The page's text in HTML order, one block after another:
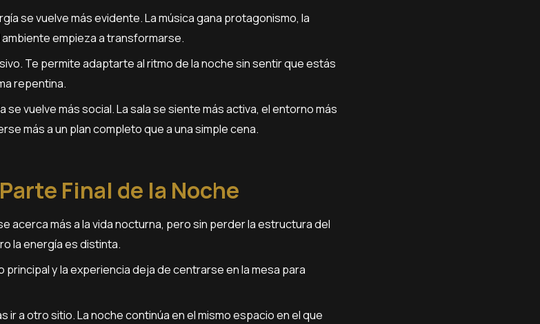
se vuelve más evidente. La música gana protagonismo, la
empieza a transformarse.
Te permite adaptarte al ritmo de la noche sin sentir que estás
repentina.
vuelve más social. La sala se siente más activa, el entorno más
más a un plan completo que a una simple cena.
Final de la Noche
acerca más a la vida nocturna, pero sin perder la estructura del
la energía es distinta.
y la experiencia deja de centrarse en la mesa para
ir a otro sitio. La noche continúa en el mismo espacio en el que